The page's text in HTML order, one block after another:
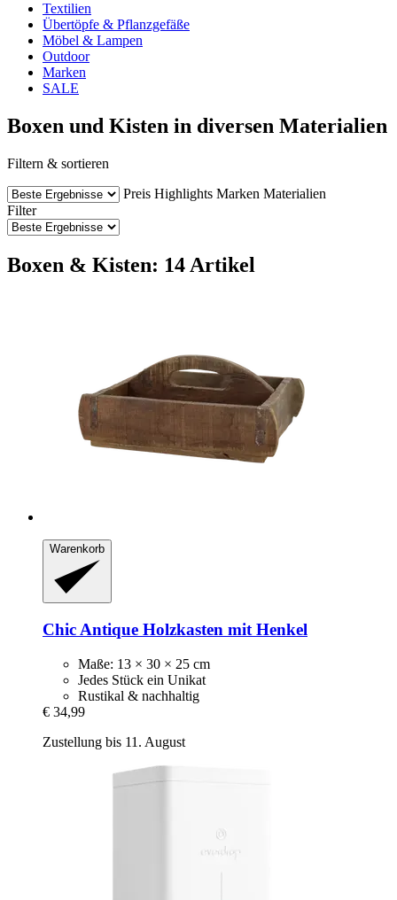
Textilien
Übertöpfe & Pflanzgefäße
Möbel & Lampen
Outdoor
Marken
SALE
Boxen und Kisten in diversen Materialien
Filtern & sortieren
Preis Highlights Marken Materialien
Filter
Boxen & Kisten: 14 Artikel
Warenkorb
Chic Antique Holzkasten mit Henkel
Maße: 13 × 30 × 25 cm
Jedes Stück ein Unikat
Rustikal & nachhaltig
€ 34,99
Zustellung bis 11. August